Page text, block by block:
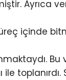
Ayrıca
içinde
Bu
ile